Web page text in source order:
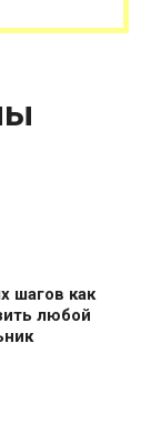
шагов как
любой